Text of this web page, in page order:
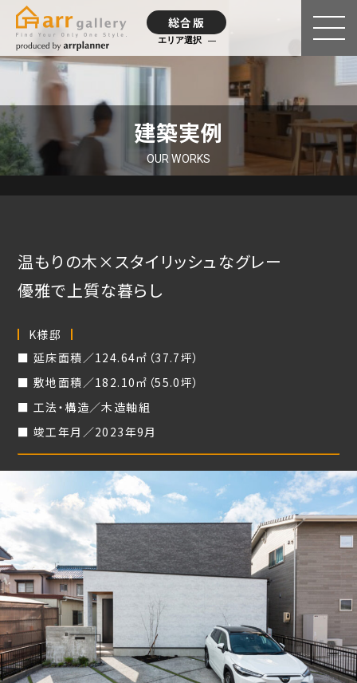
総合版
エリア選択
建築実例
OUR WORKS
温もりの木×スタイリッシュなグレー
優雅で上質な暮らし
K様邸
延床面積／124.64㎡（37.7坪）
敷地面積／182.10㎡（55.0坪）
工法・構造／木造軸組
竣工年月／2023年9月